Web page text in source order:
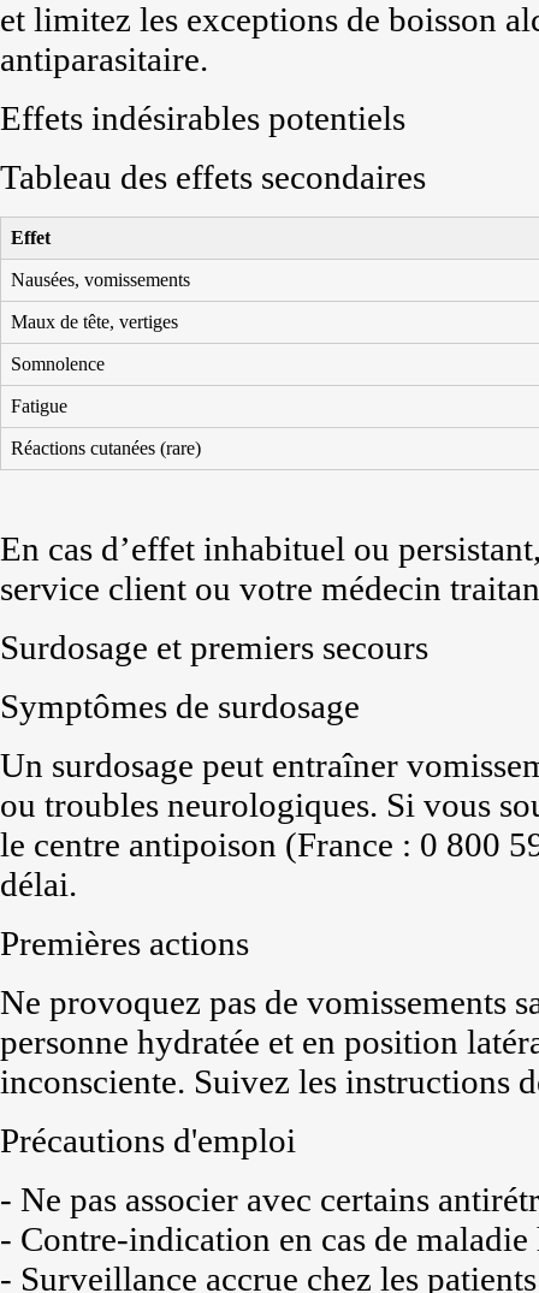
et limitez les exceptions de boisson
antiparasitaire.
Effets indésirables potentiels
Tableau des effets secondaires
Effet
Nausées, vomissements
Maux de tête, vertiges
Somnolence
Fatigue
Réactions cutanées (rare)
En cas d’effet inhabituel ou
service client ou votre médecin
Surdosage et premiers secours
Symptômes de surdosage
Un surdosage peut entraîner
ou troubles neurologiques. Si vous
le centre antipoison (France : 0 800
délai.
Premières actions
Ne provoquez pas de vomissements
personne hydratée et en position
inconsciente. Suivez les instructions
Précautions d'emploi
- Ne pas associer avec certains
- Contre-indication en cas de maladie
- Surveillance accrue chez les